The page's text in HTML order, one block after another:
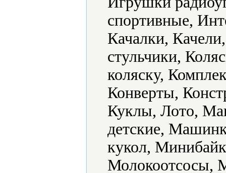
спортивные,
Качалки,
стульчики,
коляску,
Конверты,
Куклы, Лото,
детские,
кукол,
Молокоотсосы,